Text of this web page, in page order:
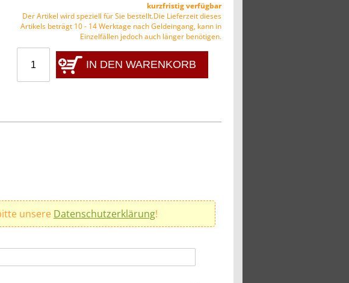
kurzfristig verfügbar
Der Artikel wird speziell für Sie bestellt.Die Lieferzeit dieses
Artikels beträgt 10 - 14 Werktage nach Geldeingang, kann in
Einzelfällen jedoch auch länger benötigen.
IN DEN WARENKORB
unsere Datenschutzerklärung!